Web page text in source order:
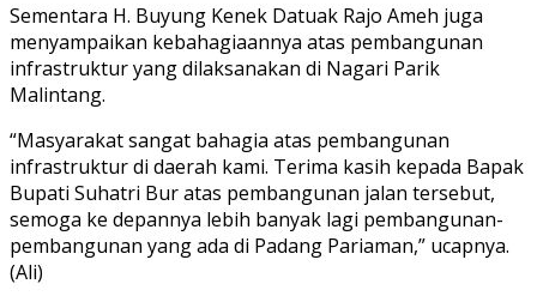
Sementara H. Buyung Kenek Datuak Rajo Ameh juga
menyampaikan kebahagiaannya atas pembangunan
infrastruktur yang dilaksanakan di Nagari Parik
Malintang.
“Masyarakat sangat bahagia atas pembangunan
infrastruktur di daerah kami. Terima kasih kepada Bapak
Bupati Suhatri Bur atas pembangunan jalan tersebut,
semoga ke depannya lebih banyak lagi pembangunan-
pembangunan yang ada di Padang Pariaman,” ucapnya.
(Ali)